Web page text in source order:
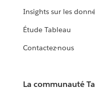
Insights sur les
Étude Tableau
Contactez-nous
La communauté